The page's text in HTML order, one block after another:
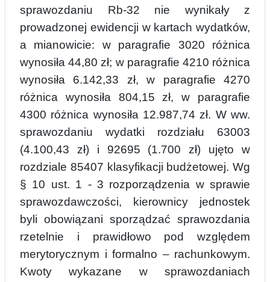
sprawozdaniu Rb-32 nie wynikały z
prowadzonej ewidencji w kartach wydatków,
a mianowicie: w paragrafie 3020 różnica
wynosiła 44,80 zł; w paragrafie 4210 różnica
wynosiła 6.142,33 zł, w paragrafie 4270
różnica wynosiła 804,15 zł, w paragrafie
4300 różnica wynosiła 12.987,74 zł. W ww.
sprawozdaniu wydatki rozdziału 63003
(4.100,43 zł) i 92695 (1.700 zł) ujęto w
rozdziale 85407 klasyfikacji budżetowej. Wg
§ 10 ust. 1 - 3 rozporządzenia w sprawie
sprawozdawczości, kierownicy jednostek
byli obowiązani sporządzać sprawozdania
rzetelnie i prawidłowo pod względem
merytorycznym i formalno – rachunkowym.
Kwoty wykazane w sprawozdaniach